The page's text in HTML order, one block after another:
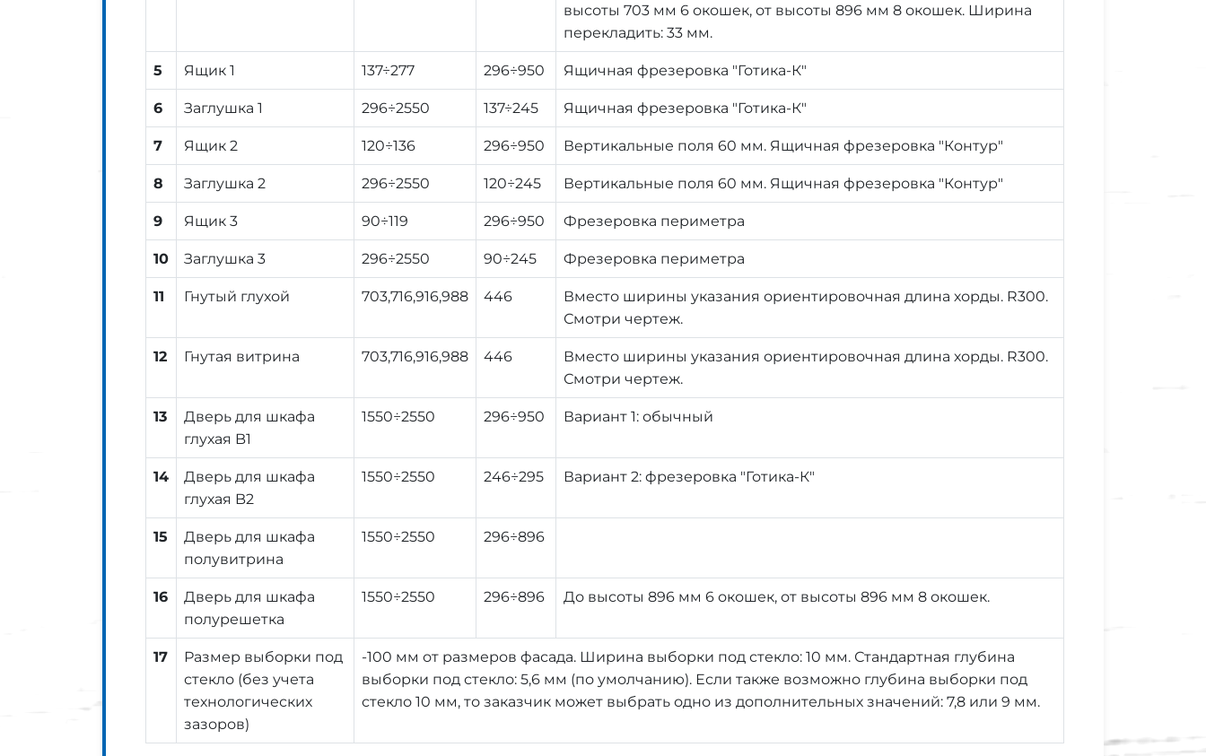
высоты 703 мм 6 окошек, от высоты 896 мм 8 окошек. Ширина
перекладить: 33 мм.
5 Ящик 1 137÷277 296÷950 Ящичная фрезеровка "Готика-К"
6 Заглушка 1 296÷2550 137÷245 Ящичная фрезеровка "Готика-К"
7 Ящик 2 120÷136 296÷950 Вертикальные поля 60 мм. Ящичная фрезеровка "Контур"
8 Заглушка 2 296÷2550 120÷245 Вертикальные поля 60 мм. Ящичная фрезеровка "Контур"
9 Ящик 3 90÷119 296÷950 Фрезеровка периметра
10 Заглушка 3 296÷2550 90÷245 Фрезеровка периметра
11 Гнутый глухой 703,716,916,988 446
Вместо ширины указания ориентировочная длина хорды. R300.
Смотри чертеж.
12 Гнутая витрина 703,716,916,988 446
Вместо ширины указания ориентировочная длина хорды. R300.
Смотри чертеж.
13
Дверь для шкафа
глухая B1
1550÷2550 296÷950 Вариант 1: обычный
14
Дверь для шкафа
глухая B2
1550÷2550 246÷295 Вариант 2: фрезеровка "Готика-К"
15
Дверь для шкафа
полувитрина
1550÷2550 296÷896
16
Дверь для шкафа
полурешетка
1550÷2550 296÷896 До высоты 896 мм 6 окошек, от высоты 896 мм 8 окошек.
17
Размер выборки под
стекло (без учета
технологических
зазоров)
-100 мм от размеров фасада. Ширина выборки под стекло: 10 мм. Стандартная глубина
выборки под стекло: 5,6 мм (по умолчанию). Если также возможно глубина выборки под
стекло 10 мм, то заказчик может выбрать одно из дополнительных значений: 7,8 или 9 мм.